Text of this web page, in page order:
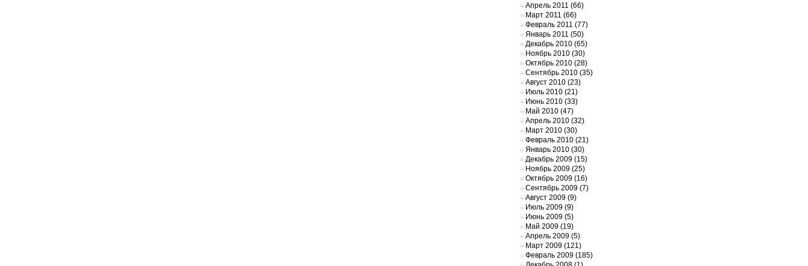
Апрель 2011 (66)
Март 2011 (66)
Февраль 2011 (77)
Январь 2011 (50)
Декабрь 2010(65)
Ноябрь 2010(30)
Октябрь 2010(28)
Сентябрь 2010(35)
Август 2010(23)
Июль 2010(21)
Июнь 2010(33)
Май 2010(47)
Апрель 2010(32)
Март 2010(30)
Февраль 2010(21)
Январь 2010(30)
Декабрь 2009(15)
Ноябрь 2009(25)
Октябрь 2009(16)
Сентябрь 2009(7)
Август 2009(9)
Июль 2009(9)
Июнь 2009(5)
Май 2009(19)
Апрель 2009(5)
Март 2009(121)
Февраль 2009(185)